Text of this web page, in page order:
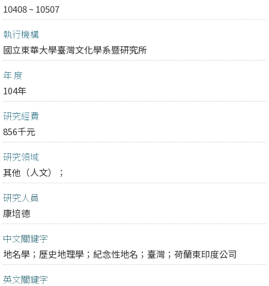
10408 ~ 10507
執行機構
國立東華大學臺灣文化學系暨研究所
年 度
104年
研究經費
856千元
研究領域
其他（人文）；
研究人員
康培德
中文關鍵字
地名學；歷史地理學；紀念性地名；臺灣；荷蘭東印度公司
英文關鍵字